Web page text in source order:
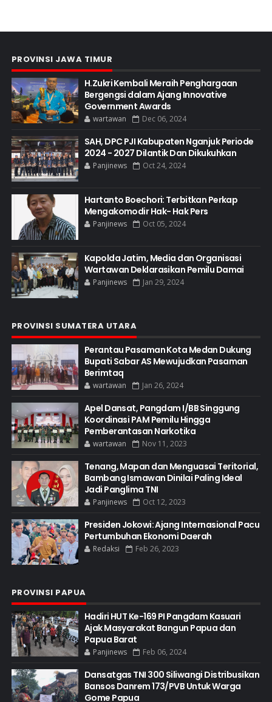
PROVINSI JAWA TIMUR
H.Zukri Kembali Meraih Penghargaan
Bergengsi dalam Ajang Innovative
Government Awards
wartawan Dec 06, 2024
SAH, DPC PJI Kabupaten Nganjuk Periode
2024 - 2027 Dilantik Dan Dikukuhkan
Panjinews Oct 24, 2024
Hartanto Boechori: Terbitkan Perkap
Mengakomodir Hak- Hak Pers
Panjinews Oct 05, 2024
Kapolda Jatim, Media dan Organisasi
Wartawan Deklarasikan Pemilu Damai
Panjinews Jan 29, 2024
PROVINSI SUMATERA UTARA
Perantau Pasaman Kota Medan Dukung
Bupati Sabar AS Mewujudkan Pasaman
Berimtaq
wartawan Jan 26, 2024
Apel Dansat, Pangdam I/BB Singgung
Koordinasi PAM Pemilu Hingga
Pemberantasan Narkotika
wartawan Nov 11, 2023
Tenang, Mapan dan Menguasai Teritorial,
Bambang Ismawan Dinilai Paling Ideal
Jadi Panglima TNI
Panjinews Oct 12, 2023
Presiden Jokowi: Ajang Internasional Pacu
Pertumbuhan Ekonomi Daerah
Redaksi Feb 26, 2023
PROVINSI PAPUA
Hadiri HUT Ke-169 PI Pangdam Kasuari
Ajak Masyarakat Bangun Papua dan
Papua Barat
Panjinews Feb 06, 2024
Dansatgas TNI 300 Siliwangi Distribusikan
Bansos Danrem 173/PVB Untuk Warga
Gome Papua